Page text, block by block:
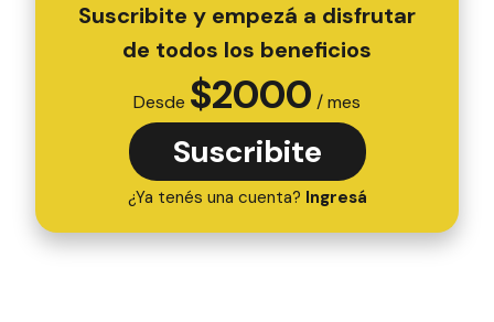
Suscribite y empezá a disfrutar
de todos los beneficios
Desde $2000 / mes
Suscribite
¿Ya tenés una cuenta? Ingresá